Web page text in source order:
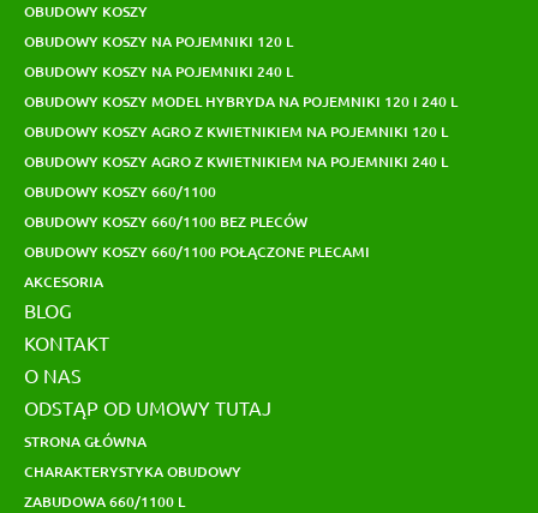
OBUDOWY KOSZY
OBUDOWY KOSZY NA POJEMNIKI 120 L
OBUDOWY KOSZY NA POJEMNIKI 240 L
OBUDOWY KOSZY MODEL HYBRYDA NA POJEMNIKI 120 I 240 L
OBUDOWY KOSZY AGRO Z KWIETNIKIEM NA POJEMNIKI 120 L
OBUDOWY KOSZY AGRO Z KWIETNIKIEM NA POJEMNIKI 240 L
OBUDOWY KOSZY 660/1100
OBUDOWY KOSZY 660/1100 BEZ PLECÓW
OBUDOWY KOSZY 660/1100 POŁĄCZONE PLECAMI
AKCESORIA
BLOG
KONTAKT
O NAS
ODSTĄP OD UMOWY TUTAJ
STRONA GŁÓWNA
CHARAKTERYSTYKA OBUDOWY
ZABUDOWA 660/1100 L